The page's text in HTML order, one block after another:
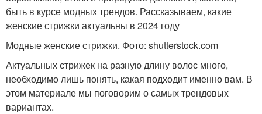
быть в курсе модных трендов. Рассказываем, какие
женские стрижки актуальны в 2024 году
Модные женские стрижки. Фото: shutterstock.com
Актуальных стрижек на разную длину волос много,
необходимо лишь понять, какая подходит именно вам. В
этом материале мы поговорим о самых трендовых
вариантах.